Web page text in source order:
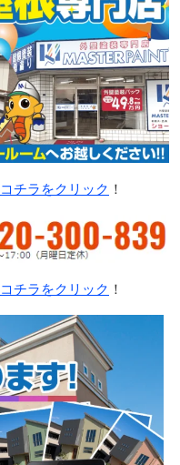
コチラをクリック ！
コチラをクリック ！